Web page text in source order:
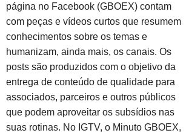
página no Facebook (GBOEX) contam
com peças e vídeos curtos que resumem
conhecimentos sobre os temas e
humanizam, ainda mais, os canais. Os
posts são produzidos com o objetivo da
entrega de conteúdo de qualidade para
associados, parceiros e outros públicos
que podem aproveitar os subsídios nas
suas rotinas. No IGTV, o Minuto GBOEX,